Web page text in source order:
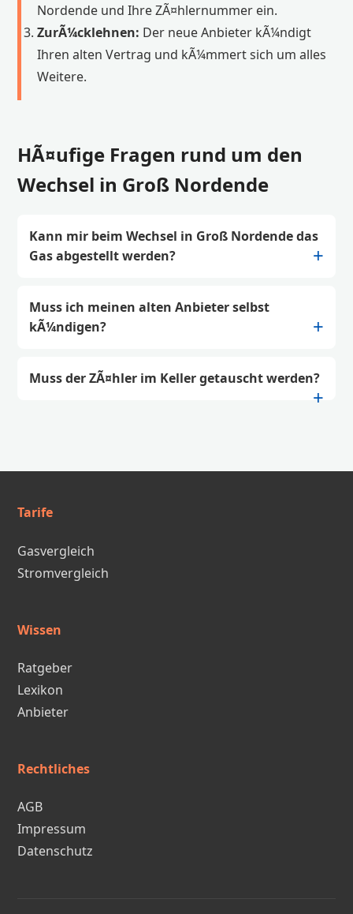
Nordende und Ihre ZÃ¤hlernummer ein.
ZurÃ¼cklehnen: Der neue Anbieter kÃ¼ndigt
Ihren alten Vertrag und kÃ¼mmert sich um alles
Weitere.
HÃ¤ufige Fragen rund um den
Wechsel in Groß Nordende
Kann mir beim Wechsel in Groß Nordende das
Gas abgestellt werden?
Muss ich meinen alten Anbieter selbst
kÃ¼ndigen?
Muss der ZÃ¤hler im Keller getauscht werden?
Tarife
Gasvergleich
Stromvergleich
Wissen
Ratgeber
Lexikon
Anbieter
Rechtliches
AGB
Impressum
Datenschutz